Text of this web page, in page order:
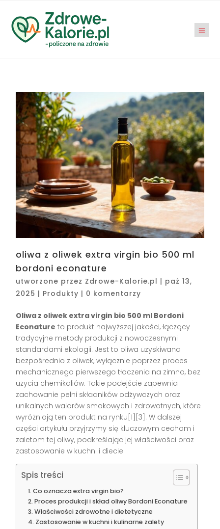
oliwa z oliwek extra virgin bio 500 ml
bordoni econature
utworzone przez Zdrowe-Kalorie.pl | paź 13,
2025 | Produkty | 0 komentarzy
Oliwa z oliwek extra virgin bio 500 ml Bordoni
Econature to produkt najwyższej jakości, łączący
tradycyjne metody produkcji z nowoczesnymi
standardami ekologii. Jest to oliwa uzyskiwana
bezpośrednio z oliwek, wyłącznie poprzez proces
mechanicznego pierwszego tłoczenia na zimno, bez
użycia chemikaliów. Takie podejście zapewnia
zachowanie pełni składników odżywczych oraz
unikalnych walorów smakowych i zdrowotnych, które
wyróżniają ten produkt na rynku[1][3]. W dalszej
części artykułu przyjrzymy się kluczowym cechom i
zaletom tej oliwy, podkreślając jej właściwości oraz
zastosowanie w kuchni i diecie.
Spis treści
Co oznacza extra virgin bio?
Proces produkcji i skład oliwy Bordoni Econature
Właściwości zdrowotne i dietetyczne
Zastosowanie w kuchni i kulinarne zalety